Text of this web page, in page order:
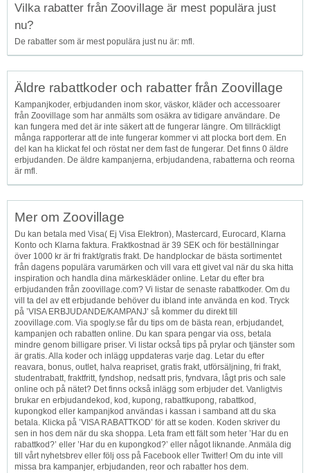
Vilka rabatter från Zoovillage är mest populära just
nu?
De rabatter som är mest populära just nu är: mfl.
Äldre rabattkoder och rabatter från Zoovillage
Kampanjkoder, erbjudanden inom skor, väskor, kläder och accessoarer
från Zoovillage som har anmälts som osäkra av tidigare användare. De
kan fungera med det är inte säkert att de fungerar längre. Om tillräckligt
många rapporterar att de inte fungerar kommer vi att plocka bort dem. En
del kan ha klickat fel och röstat ner dem fast de fungerar. Det finns 0 äldre
erbjudanden. De äldre kampanjerna, erbjudandena, rabatterna och reorna
är mfl.
Mer om Zoovillage
Du kan betala med Visa( Ej Visa Elektron), Mastercard, Eurocard, Klarna
Konto och Klarna faktura. Fraktkostnad är 39 SEK och för beställningar
över 1000 kr är fri frakt/gratis frakt. De handplockar de bästa sortimentet
från dagens populära varumärken och vill vara ett givet val när du ska hitta
inspiration och handla dina märkeskläder online. Letar du efter bra
erbjudanden från zoovillage.com? Vi listar de senaste rabattkoder. Om du
vill ta del av ett erbjudande behöver du ibland inte använda en kod. Tryck
på ’VISA ERBJUDANDE/KAMPANJ’ så kommer du direkt till
zoovillage.com. Via spogly.se får du tips om de bästa rean, erbjudandet,
kampanjen och rabatten online. Du kan spara pengar via oss, betala
mindre genom billigare priser. Vi listar också tips på prylar och tjänster som
är gratis. Alla koder och inlägg uppdateras varje dag. Letar du efter
reavara, bonus, outlet, halva reapriset, gratis frakt, utförsäljning, fri frakt,
studentrabatt, fraktfritt, fyndshop, nedsatt pris, fyndvara, lågt pris och sale
online och på nätet? Det finns också inlägg som erbjuder det. Vanligtvis
brukar en erbjudandekod, kod, kupong, rabattkupong, rabattkod,
kupongkod eller kampanjkod användas i kassan i samband att du ska
betala. Klicka på ’VISA RABATTKOD’ för att se koden. Koden skriver du
sen in hos dem när du ska shoppa. Leta fram ett fält som heter ’Har du en
rabattkod?’ eller ’Har du en kupongkod?’ eller något liknande. Anmäla dig
till vårt nyhetsbrev eller följ oss på Facebook eller Twitter! Om du inte vill
missa bra kampanjer, erbjudanden, reor och rabatter hos dem.